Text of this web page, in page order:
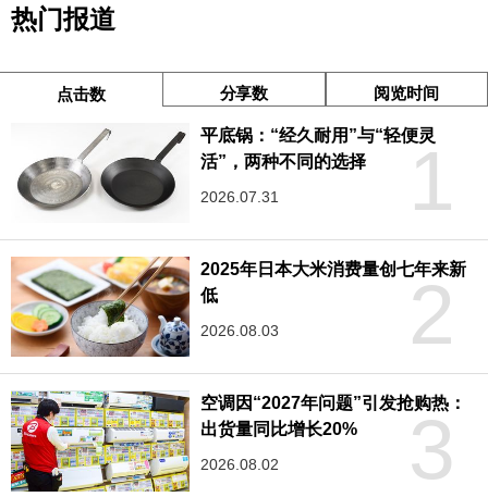
热门报道
点击数 分享数 阅览时间
1
平底锅：“经久耐用”与“轻便灵
活”，两种不同的选择
2026.07.31
2
2025年日本大米消费量创七年来新
低
2026.08.03
3
空调因“2027年问题”引发抢购热：
出货量同比增长20%
2026.08.02